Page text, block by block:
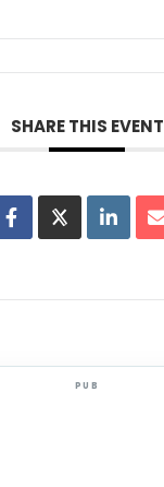
SHARE THIS EVENT
PUB